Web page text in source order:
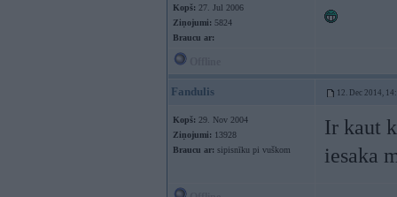
Kopš: 27. Jul 2006
Ziņojumi: 5824
Braucu ar:
Fandulis 12. Dec 2014,
Kopš: 29. Nov 2004
Ziņojumi: 13928
Braucu ar: sipisnīku pi vuškom
Ir kaut
iesaka